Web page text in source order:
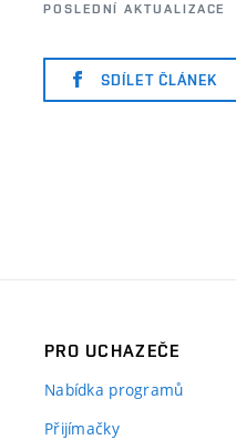
POSLEDNÍ AKTUALIZACE
SDÍLET ČLÁNEK
PRO UCHAZEČE
Nabídka programů
Přijímačky